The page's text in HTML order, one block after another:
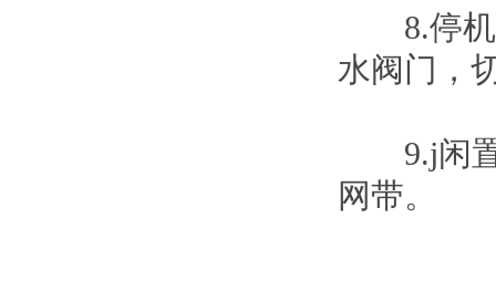
8.停机
水阀门，
9.j闲置
网带。